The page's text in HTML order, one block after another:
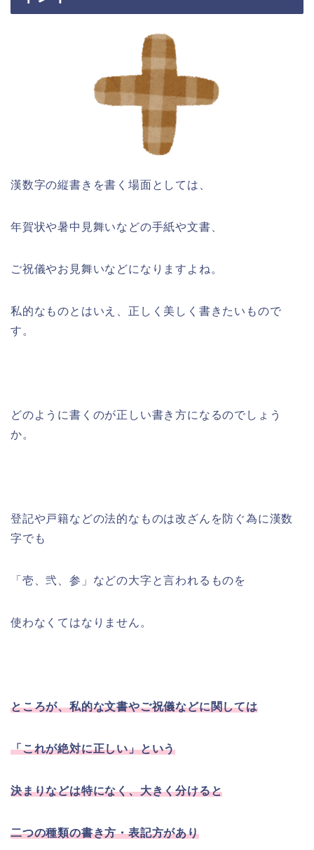
漢数字の縦書きを書く場面としては、
年賀状や暑中見舞いなどの手紙や文書、
ご祝儀やお見舞いなどになりますよね。
私的なものとはいえ、正しく美しく書きたいもので
す。
どのように書くのが正しい書き方になるのでしょう
か。
登記や戸籍などの法的なものは改ざんを防ぐ為に漢数
字でも
「壱、弐、参」などの大字と言われるものを
使わなくてはなりません。
ところが、私的な文書やご祝儀などに関しては
「これが絶対に正しい」という
決まりなどは特になく、大きく分けると
二つの種類の書き方・表記方があり